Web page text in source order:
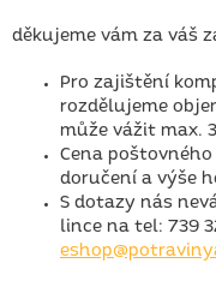
děkujeme vám za váš
Pro zajištění
rozdělujeme
může vážit max.
Cena
doručení a výše
S dotazy nás
lince na tel: 739